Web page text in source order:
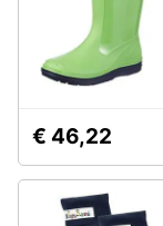
€ 46,22